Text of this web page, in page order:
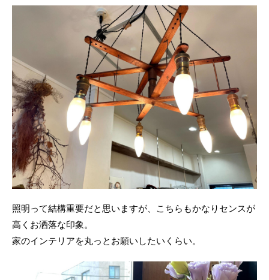
照明って結構重要だと思いますが、こちらもかなりセンスが
高くお洒落な印象。
家のインテリアを丸っとお願いしたいくらい。